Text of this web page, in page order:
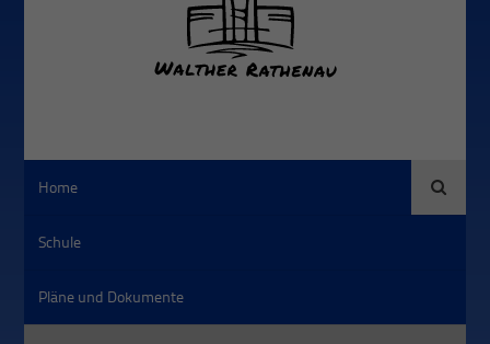
Home
Schule
Pläne und Dokumente
Suche